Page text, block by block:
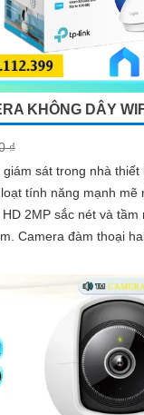
KHÔNG DÂY
₫
sát trong nhà thiết
tính năng mạnh mẽ
2MP sắc nét và tầm
trữ